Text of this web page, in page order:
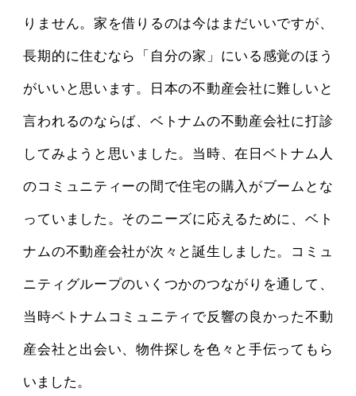
りません。家を借りるのは今はまだいいですが、
長期的に住むなら「自分の家」にいる感覚のほう
がいいと思います。日本の不動産会社に難しいと
言われるのならば、ベトナムの不動産会社に打診
してみようと思いました。当時、在日ベトナム人
のコミュニティーの間で住宅の購入がブームとな
っていました。そのニーズに応えるために、ベト
ナムの不動産会社が次々と誕生しました。コミュ
ニティグループのいくつかのつながりを通して、
当時ベトナムコミュニティで反響の良かった不動
産会社と出会い、物件探しを色々と手伝ってもら
いました。